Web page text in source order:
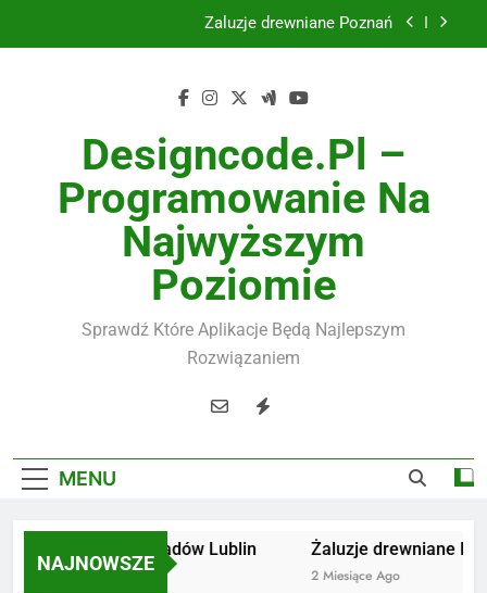
Instalacje elektryczne Gdańsk
Żaluzje drewniane Poznań
Instalacje elektryczne Gdańsk
Wysokiej jakości spławik elektryczny
Designcode.pl –
Programowanie Na
Najwyższym
Poziomie
Sprawdź Które Aplikacje Będą Najlepszym
Rozwiązaniem
MENU
NAJNOWSZE
Utylizacja odpadów Lublin
2 Miesiące Ago
Żaluzje drewniane
2 Miesiące Ago